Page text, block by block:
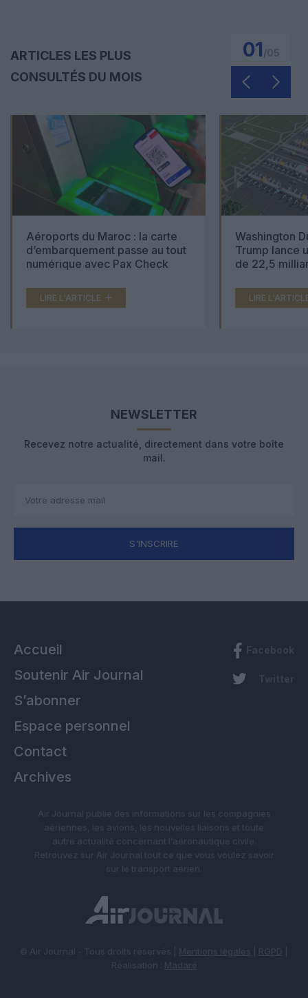
ARTICLES LES PLUS
CONSULTÉS DU MOIS
01
Aéroports du Maroc : la carte
d’embarquement passe au tout
numérique avec Pax Check
LIRE L'ARTICLE
Washington
Trump lance
de 22,5
LIRE
NEWSLETTER
Recevez notre actualité, directement dans votre boîte
mail.
S'INSCRIRE
Accueil
Soutenir Air Journal
S’abonner
Espace personnel
Contact
Archives